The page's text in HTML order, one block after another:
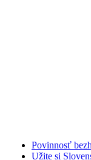
Povinnosť
Užite si